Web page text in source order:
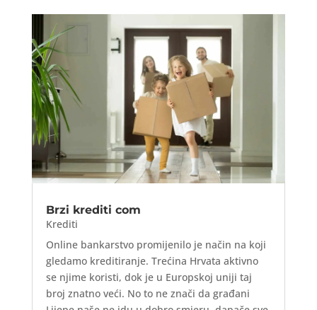
Brzi krediti com
Krediti
Online bankarstvo promijenilo je način na koji
gledamo kreditiranje. Trećina Hrvata aktivno
se njime koristi, dok je u Europskoj uniji taj
broj znatno veći. No to ne znači da građani